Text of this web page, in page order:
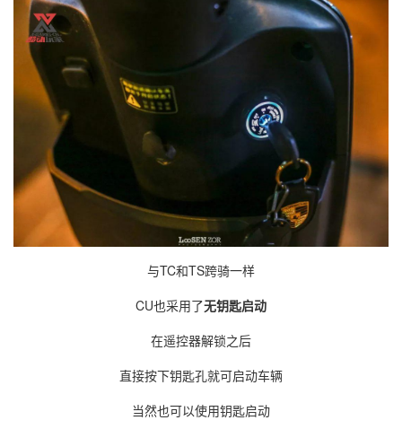
与TC和TS跨骑一样
CU也采用了无钥匙启动
在遥控器解锁之后
直接按下钥匙孔就可启动车辆
当然也可以使用钥匙启动